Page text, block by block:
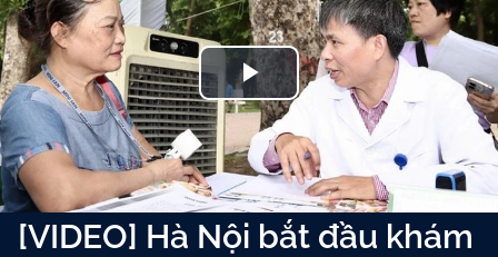
Play
Video
[VIDEO] Hà Nội bắt đầu khám